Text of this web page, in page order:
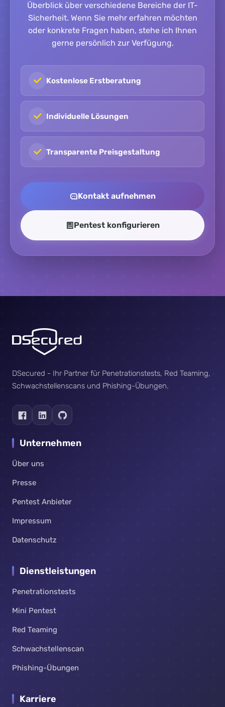
Überblick über verschiedene Bereiche der IT-
Sicherheit. Wenn Sie mehr erfahren möchten
oder konkrete Fragen haben, stehe ich Ihnen
gerne persönlich zur Verfügung.
Kostenlose Erstberatung
Individuelle Lösungen
Transparente Preisgestaltung
Kontakt aufnehmen
Pentest konfigurieren
DSecured - Ihr Partner für Penetrationstests, Red Teaming,
Schwachstellenscans und Phishing-Übungen.
Unternehmen
Über uns
Presse
Pentest Anbieter
Impressum
Datenschutz
Dienstleistungen
Penetrationstests
Mini Pentest
Red Teaming
Schwachstellenscan
Phishing-Übungen
Karriere